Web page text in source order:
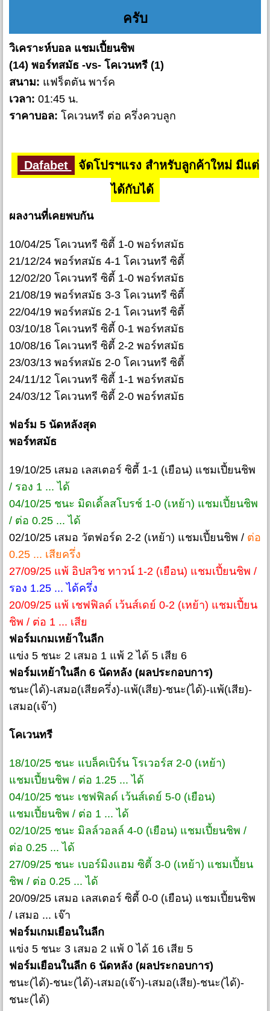
ครับ
วิเคราะห์บอล แชมเปี้ยนชิพ
(14) พอร์ทสมัธ -vs- โคเวนทรี (1)
สนาม: แฟร็ตตัน พาร์ค
เวลา: 01:45 น.
ราคาบอล: โคเวนทรี ต่อ ครึ่งควบลูก
Dafabet
จัดโปรฯแรง สำหรับลูกค้าใหม่ มีแต่
ได้กับได้
ผลงานที่เคยพบกัน
10/04/25 โคเวนทรี ซิตี้ 1-0 พอร์ทสมัธ
21/12/24 พอร์ทสมัธ 4-1 โคเวนทรี ซิตี้
12/02/20 โคเวนทรี ซิตี้ 1-0 พอร์ทสมัธ
21/08/19 พอร์ทสมัธ 3-3 โคเวนทรี ซิตี้
22/04/19 พอร์ทสมัธ 2-1 โคเวนทรี ซิตี้
03/10/18 โคเวนทรี ซิตี้ 0-1 พอร์ทสมัธ
10/08/16 โคเวนทรี ซิตี้ 2-2 พอร์ทสมัธ
23/03/13 พอร์ทสมัธ 2-0 โคเวนทรี ซิตี้
24/11/12 โคเวนทรี ซิตี้ 1-1 พอร์ทสมัธ
24/03/12 โคเวนทรี ซิตี้ 2-0 พอร์ทสมัธ
ฟอร์ม 5 นัดหลังสุด
พอร์ทสมัธ
19/10/25 เสมอ เลสเตอร์ ซิตี้ 1-1 (เยือน) แชมเปี้ยนชิพ
/ รอง 1 ... ได้
04/10/25 ชนะ มิดเดิ้ลสโบรช์ 1-0 (เหย้า) แชมเปี้ยนชิพ
/ ต่อ 0.25 ... ได้
02/10/25 เสมอ วัตฟอร์ด 2-2 (เหย้า) แชมเปี้ยนชิพ / ต่อ
0.25 ... เสียครึ่ง
27/09/25 แพ้ อิปสวิช ทาวน์ 1-2 (เยือน) แชมเปี้ยนชิพ /
รอง 1.25 ... ได้ครึ่ง
20/09/25 แพ้ เชฟฟิลด์ เว้นส์เดย์ 0-2 (เหย้า) แชมเปี้ยน
ชิพ / ต่อ 1 ... เสีย
ฟอร์มเกมเหย้าในลีก
แข่ง 5 ชนะ 2 เสมอ 1 แพ้ 2 ได้ 5 เสีย 6
ฟอร์มเหย้าในลีก 6 นัดหลัง (ผลประกอบการ)
ชนะ(ได้)-เสมอ(เสียครึ่ง)-แพ้(เสีย)-ชนะ(ได้)-แพ้(เสีย)-
เสมอ(เจ๊า)
โคเวนทรี
18/10/25 ชนะ แบล็คเบิร์น โรเวอร์ส 2-0 (เหย้า)
แชมเปี้ยนชิพ / ต่อ 1.25 ... ได้
04/10/25 ชนะ เชฟฟิลด์ เว้นส์เดย์ 5-0 (เยือน)
แชมเปี้ยนชิพ / ต่อ 1 ... ได้
02/10/25 ชนะ มิลล์วอลล์ 4-0 (เยือน) แชมเปี้ยนชิพ /
ต่อ 0.25 ... ได้
27/09/25 ชนะ เบอร์มิงแฮม ซิตี้ 3-0 (เหย้า) แชมเปี้ยน
ชิพ / ต่อ 0.25 ... ได้
20/09/25 เสมอ เลสเตอร์ ซิตี้ 0-0 (เยือน) แชมเปี้ยนชิพ
/ เสมอ ... เจ๊า
ฟอร์มเกมเยือนในลีก
แข่ง 5 ชนะ 3 เสมอ 2 แพ้ 0 ได้ 16 เสีย 5
ฟอร์มเยือนในลีก 6 นัดหลัง (ผลประกอบการ)
ชนะ(ได้)-ชนะ(ได้)-เสมอ(เจ๊า)-เสมอ(เสีย)-ชนะ(ได้)-
ชนะ(ได้)